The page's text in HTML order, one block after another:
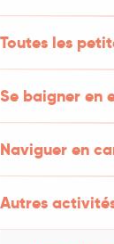
Toutes les
Se baigner en
Naviguer en
Autres